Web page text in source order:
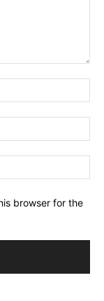
browser for the